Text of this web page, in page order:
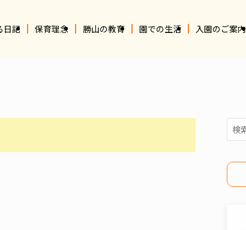
日記 保育理念 勝山の教育 園での生活 入園のご案内